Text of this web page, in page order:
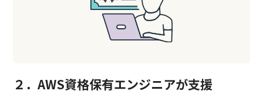
２．AWS資格保有エンジニアが支援